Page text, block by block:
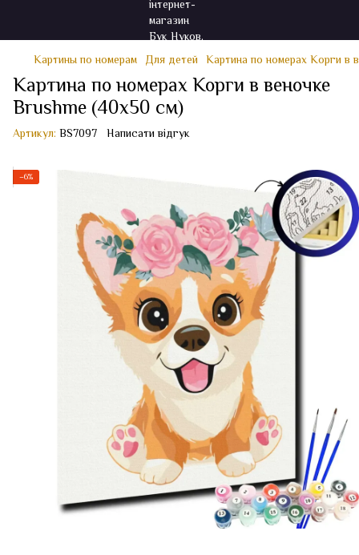
Картины по номерам Для детей Картина по номерах Корги в
Картина по номерах Корги в веночке
Brushme (40x50 см)
Артикул: BS7097 Написати відгук
−6%